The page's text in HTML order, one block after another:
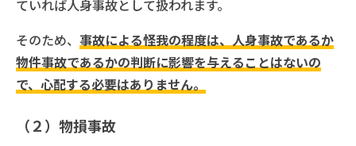
ていれば人身事故として扱われます。
そのため、 事故による怪我の程度は、人身事故であるか
物件事故であるかの判断に影響を与えることはないの
で、心配する必要はありません。
（２）物損事故